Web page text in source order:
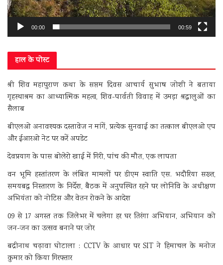
00:00 00:59
हाल के पोस्ट
श्री शिव महापुराण कथा के सप्तम दिवस आचार्य सुभाष जोशी ने बताया
गृहस्थाश्रम का आध्यात्मिक महत्व, शिव-पार्वती विवाह में उमड़ा श्रद्धालुओं का
सैलाब
बीएलओ अनावश्यक दस्तावेज न मांगें, प्रत्येक सुनवाई का तत्काल बीएलओ एप
और ईआरओ नेट पर करें अपडेट
देवप्रयाग के पास बोलेरो खाई में गिरी, पांच की मौत, एक लापता
वन भूमि हस्तांतरण के लंबित मामलों पर डीएम स्वाति एस. भदौरिया सख्त,
समयबद्ध निस्तारण के निर्देश, बैठक में अनुपस्थित रहने पर लोनिवि के अधीक्षण
अभियंता को नोटिस और वेतन रोकने के आदेश
09 से 17 अगस्त तक जिलेभर में चलेगा हर घर तिरंगा अभियान, अभियान को
जन-जन का उत्सव बनाने पर जोर
बद्रीनाथ चढ़ावा घोटाला : CCTV के आधार पर SIT ने हिमाचल के मनोज
कुमार को किया गिरफ्तार